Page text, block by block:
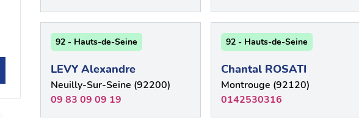
92 - Hauts-de-Seine
LEVY Alexandre
Neuilly-Sur-Seine (92200)
09 83 09 09 19
92 - Hauts-de-Seine
Chantal ROSATI
Montrouge (92120)
0142530316